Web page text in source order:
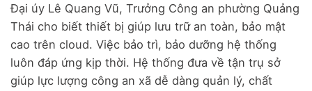
Đại úy Lê Quang Vũ, Trưởng Công an phường Quảng
Thái cho biết thiết bị giúp lưu trữ an toàn, bảo mật
cao trên cloud. Việc bảo trì, bảo dưỡng hệ thống
luôn đáp ứng kịp thời. Hệ thống đưa về tận trụ sở
giúp lực lượng công an xã dễ dàng quản lý, chất